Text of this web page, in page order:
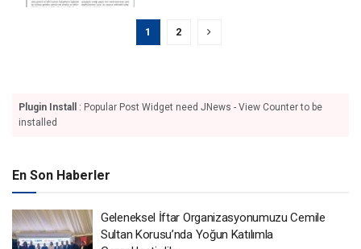
1 2
Plugin Install
: Popular Post Widget need JNews - View Counter to be
installed
En Son Haberler
Geleneksel İftar Organizasyonumuzu Cemile
Sultan Korusu’nda Yoğun Katılımla